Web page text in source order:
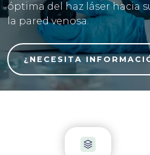
óptima del haz láser hacia
la pared venosa.
¿NECESITA